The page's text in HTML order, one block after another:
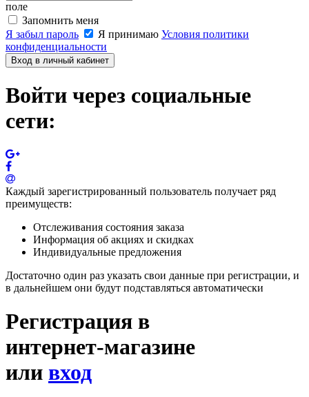
поле
Запомнить меня
Я забыл пароль
Я принимаю Условия политики
конфиденциальности
Вход в личный кабинет
Войти через социальные
сети:
Каждый зарегистрированный пользователь получает ряд
преимуществ:
Отслеживания состояния заказа
Информация об акциях и скидках
Индивидуальные предложения
Достаточно один раз указать свои данные при регистрации, и
в дальнейшем они будут подставляться автоматически
Регистрация в
интернет-магазине
или вход